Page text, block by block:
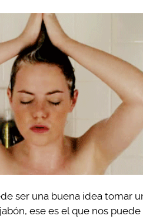
ser una buena idea tomar
ese es el que nos